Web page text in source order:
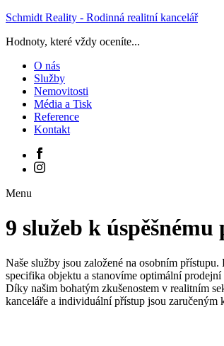
Schmidt Reality - Rodinná realitní kancelář
Hodnoty, které vždy oceníte...
O nás
Služby
Nemovitosti
Média a Tisk
Reference
Kontakt
Menu
9 služeb k
Naše služby jsou založené na osobním
specifika objektu a stanovíme optimální
Díky našim bohatým zkušenostem v realitním
kanceláře a individuální přístup jsou zaručeným